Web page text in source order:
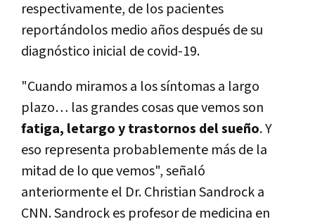
respectivamente, de los pacientes
reportándolos medio años después de su
diagnóstico inicial de covid-19.
"Cuando miramos a los síntomas a largo
plazo… las grandes cosas que vemos son
fatiga, letargo y trastornos del sueño. Y
eso representa probablemente más de la
mitad de lo que vemos", señaló
anteriormente el Dr. Christian Sandrock a
CNN. Sandrock es profesor de medicina en